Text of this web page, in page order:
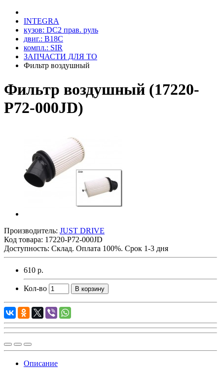
INTEGRA
кузов: DC2 прав. руль
двиг.: B18C
компл.: SIR
ЗАПЧАСТИ ДЛЯ ТО
Фильтр воздушный
Фильтр воздушный (17220-
P72-000JD)
Производитель: JUST DRIVE
Код товара: 17220-P72-000JD
Доступность: Склад. Оплата 100%. Срок 1-3 дня
610 р.
Кол-во В корзину
Описание